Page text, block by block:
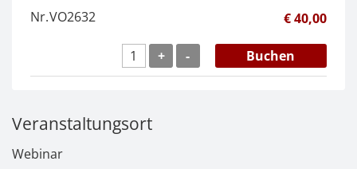
€ 40,00
Nr.VO2632
+ - Buchen
Veranstaltungsort
Webinar